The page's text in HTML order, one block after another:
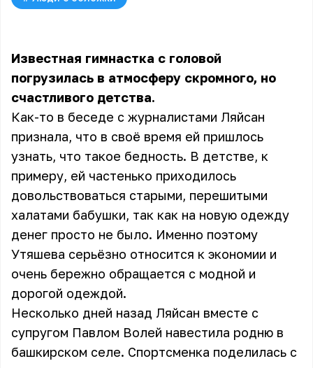
Известная гимнастка с головой
погрузилась в атмосферу скромного, но
счастливого детства.
Как-то в беседе с журналистами Ляйсан
признала, что в своё время ей пришлось
узнать, что такое бедность. В детстве, к
примеру, ей частенько приходилось
довольствоваться старыми, перешитыми
халатами бабушки, так как на новую одежду
денег просто не было. Именно поэтому
Утяшева серьёзно относится к экономии и
очень бережно обращается с модной и
дорогой одеждой.
Несколько дней назад Ляйсан вместе с
супругом Павлом Волей навестила родню в
башкирском селе. Спортсменка поделилась с